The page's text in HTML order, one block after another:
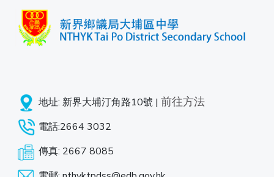
地址: 新界大埔汀角路10號 | 前往方法
電話:2664 3032
傳真: 2667 8085